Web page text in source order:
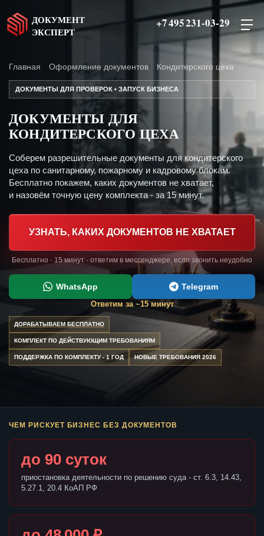
ДОКУМЕНТ
ЭКСПЕРТ
+7 495 231-03-29
Главная Оформление документов Кондитерского цеха
ДОКУМЕНТЫ ДЛЯ ПРОВЕРОК • ЗАПУСК БИЗНЕСА
ДОКУМЕНТЫ ДЛЯ
КОНДИТЕРСКОГО ЦЕХА
Соберем разрешительные документы для кондитерского
цеха по санитарному, пожарному и кадровому блокам.
Бесплатно покажем, каких документов не хватает,
и назовём точную цену комплекта - за 15 минут.
УЗНАТЬ, КАКИХ ДОКУМЕНТОВ НЕ ХВАТАЕТ
Бесплатно · 15 минут · ответим в мессенджере, если звонить неудобно
WhatsApp Telegram
Ответим за ~15 минут
ДОРАБАТЫВАЕМ БЕСПЛАТНО
КОМПЛЕКТ ПО ДЕЙСТВУЮЩИМ ТРЕБОВАНИЯМ
ПОДДЕРЖКА ПО КОМПЛЕКТУ - 1 ГОД НОВЫЕ ТРЕБОВАНИЯ 2026
ЧЕМ РИСКУЕТ БИЗНЕС БЕЗ ДОКУМЕНТОВ
до 90 суток
приостановка деятельности по решению суда - ст. 6.3, 14.43,
5.27.1, 20.4 КоАП РФ